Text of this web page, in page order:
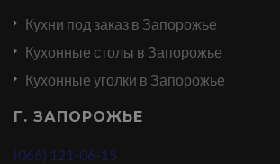
Кухни под заказ в Запорожье
Кухонные столы в Запорожье
Кухонные уголки в Запорожье
Г. ЗАПОРОЖЬЕ
(066) 121-06-15